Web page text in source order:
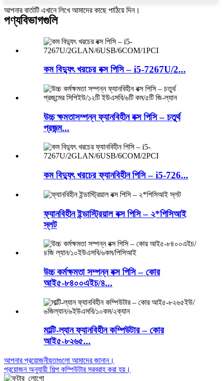
আপনার বার্তাটি এখানে লিখে আমাদের কাছে পাঠিয়ে দিন।
পণ্যবিভাগগুলি
কম বিদ্যুৎ খরচের বক্স পিসি – i5-7267U/2...
উচ্চ ক্ষমতাসম্পন্ন ফ্যানবিহীন বক্স পিসি – চতুর্থ
প্রজন্ম...
কম বিদ্যুৎ খরচের ফ্যানবিহীন পিসি – i5-726...
ফ্যানবিহীন ইন্ডাস্ট্রিয়াল বক্স পিসি – ২*পিসিআই
স্লট
উচ্চ কর্মক্ষমতা সম্পন্ন বক্স পিসি – কোর
আই৫-৮৪০০এইচ/৪...
মাল্টি-ল্যান ফ্যানবিহীন কম্পিউটার – কোর
আই৫-৮২৬৫...
আপনার প্রয়োজনীয়তাগুলো আমাদের জানান।
প্রয়োজন অনুযায়ী শিল্প কম্পিউটার সরবরাহ করা হয়।